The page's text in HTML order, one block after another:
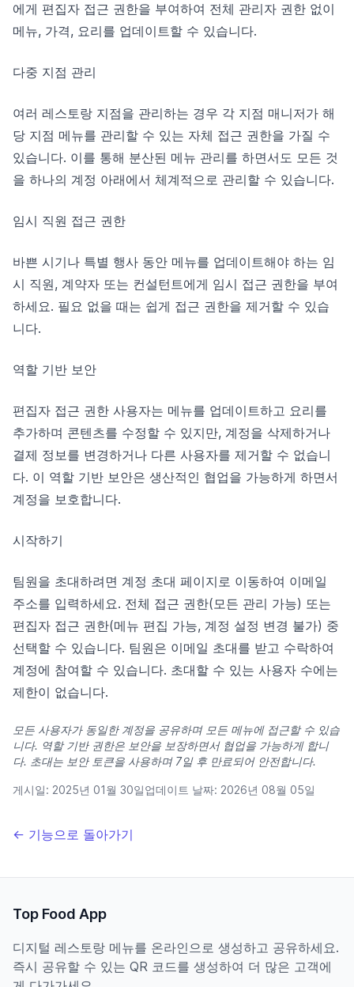
에게 편집자 접근 권한을 부여하여 전체 관리자 권한 없이
메뉴, 가격, 요리를 업데이트할 수 있습니다.
다중 지점 관리
여러 레스토랑 지점을 관리하는 경우 각 지점 매니저가 해
당 지점 메뉴를 관리할 수 있는 자체 접근 권한을 가질 수
있습니다. 이를 통해 분산된 메뉴 관리를 하면서도 모든 것
을 하나의 계정 아래에서 체계적으로 관리할 수 있습니다.
임시 직원 접근 권한
바쁜 시기나 특별 행사 동안 메뉴를 업데이트해야 하는 임
시 직원, 계약자 또는 컨설턴트에게 임시 접근 권한을 부여
하세요. 필요 없을 때는 쉽게 접근 권한을 제거할 수 있습
니다.
역할 기반 보안
편집자 접근 권한 사용자는 메뉴를 업데이트하고 요리를
추가하며 콘텐츠를 수정할 수 있지만, 계정을 삭제하거나
결제 정보를 변경하거나 다른 사용자를 제거할 수 없습니
다. 이 역할 기반 보안은 생산적인 협업을 가능하게 하면서
계정을 보호합니다.
시작하기
팀원을 초대하려면 계정 초대 페이지로 이동하여 이메일
주소를 입력하세요. 전체 접근 권한(모든 관리 가능) 또는
편집자 접근 권한(메뉴 편집 가능, 계정 설정 변경 불가) 중
선택할 수 있습니다. 팀원은 이메일 초대를 받고 수락하여
계정에 참여할 수 있습니다. 초대할 수 있는 사용자 수에는
제한이 없습니다.
모든 사용자가 동일한 계정을 공유하며 모든 메뉴에 접근할 수 있습
니다. 역할 기반 권한은 보안을 보장하면서 협업을 가능하게 합니
다. 초대는 보안 토큰을 사용하며 7일 후 만료되어 안전합니다.
게시일: 2025년 01월 30일업데이트 날짜: 2026년 08월 05일
← 기능으로 돌아가기
Top Food App
디지털 레스토랑 메뉴를 온라인으로 생성하고 공유하세요.
즉시 공유할 수 있는 QR 코드를 생성하여 더 많은 고객에